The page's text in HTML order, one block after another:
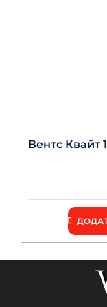
Вентс Квайт